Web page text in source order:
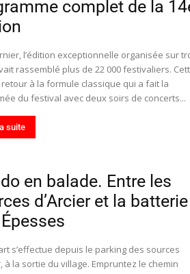
toute
l'info
locale
complet de la
l’édition exceptionnelle organisée sur
rassemblé plus de 22 000 festivaliers.
à la formule classique qui a fait la
du festival avec deux soirs de concerts...
suite
en balade. Entre les
d’Arcier et la batterie
s’effectue depuis le parking des sources
à la sortie du village. Empruntez le chemin